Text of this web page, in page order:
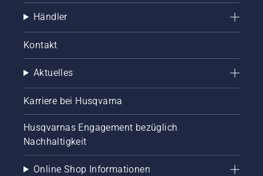
Händler
Kontakt
Aktuelles
Karriere bei Husqvarna
Husqvarnas Engagement bezüglich
Nachhaltigkeit
Online Shop Informationen